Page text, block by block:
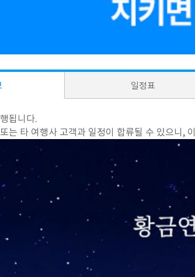
일정표
됩니다.
는 타 여행사 고객과 일정이 합류될 수 있으니,